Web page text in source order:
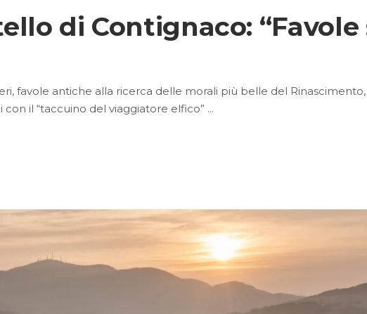
di Contignaco:
favole antiche alla ricerca delle morali più belle del Rinascimento,
il “taccuino del viaggiatore elfico”